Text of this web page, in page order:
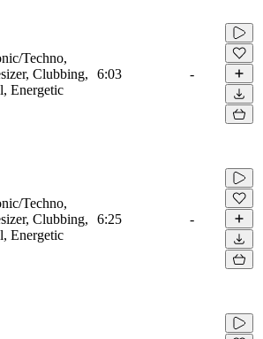
Techno,
Clubbing,
Energetic
6:03 -
Techno,
Clubbing,
Energetic
6:25 -